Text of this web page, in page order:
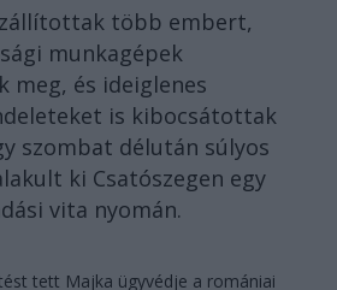
több embert,
munkagépek
meg, és ideiglenes
is kibocsátottak
szombat délután súlyos
ki Csatószegen egy
vita nyomán.